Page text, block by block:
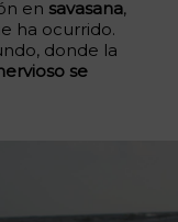
en savasana,
ha ocurrido.
donde la
se